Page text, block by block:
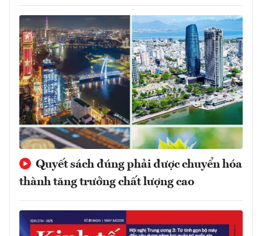
Quyết sách đúng phải được chuyển hóa
thành tăng trưởng chất lượng cao